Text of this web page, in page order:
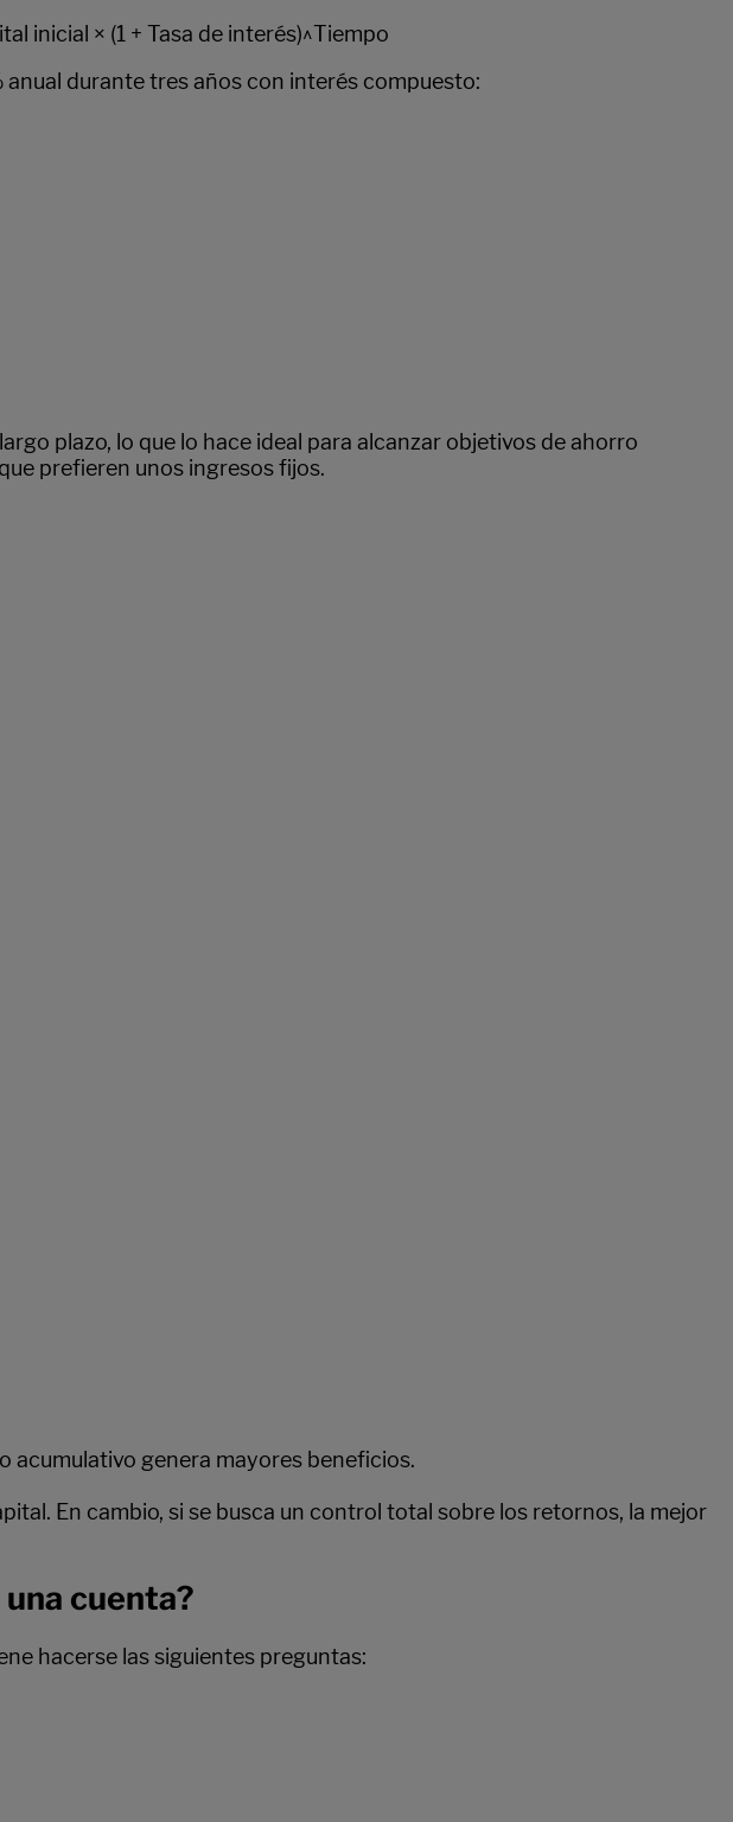
inicial × (1 + Tasa de interés)^Tiempo
durante tres años con interés compuesto:
plazo, lo que lo hace ideal para alcanzar objetivos de ahorro
prefieren unos ingresos fijos.
acumulativo genera mayores beneficios.
En cambio, si se busca un control total sobre los retornos, la mejor
cuenta?
hacerse las siguientes preguntas: